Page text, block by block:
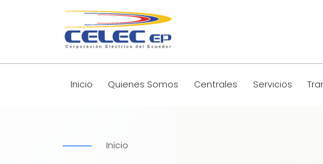
Inicio Quienes Somos Centrales Servicios
Inicio